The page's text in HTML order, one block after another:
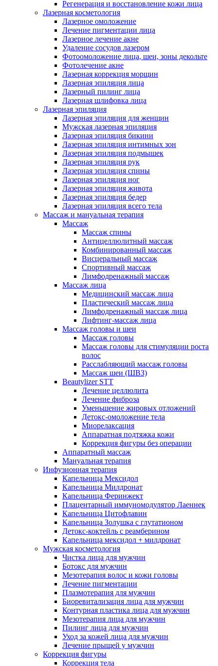
Регенерация и восстановление кожи лица
Лазерная косметология
Лазерное омоложение
Лечение пигментации лица
Лазерное лечение акне
Удаление сосудов лазером
Фотоомоложение лица, шеи, зоны декольте
Фотолечение акне
Лазерная коррекция морщин
Лазерная эпиляция лица
Лазерный пилинг лица
Лазерная шлифовка лица
Лазерная эпиляция
Лазерная эпиляция для женщин
Мужская лазерная эпиляция
Лазерная эпиляция бикини
Лазерная эпиляция интимных зон
Лазерная эпиляция подмышек
Лазерная эпиляция рук
Лазерная эпиляция спины
Лазерная эпиляция ног
Лазерная эпиляция живота
Лазерная эпиляция бедер
Лазерная эпиляция всего тела
Массаж и мануальная терапия
Массаж
Массаж спины
Антицеллюлитный массаж
Комбинированный массаж
Висцеральный массаж
Спортивный массаж
Лимфодренажный массаж
Массаж лица
Медицинский массаж лица
Пластический массаж лица
Лимфодренажный массаж лица
Лифтинг-массаж лица
Массаж головы и шеи
Массаж головы
Массаж головы для стимуляции роста
волос
Расслабляющий массаж головы
Массаж шеи (ШВЗ)
Beautylizer STT
Лечение целлюлита
Лечение фиброза
Уменьшение жировых отложений
Детокс-омоложение тела
Миорелаксация
Аппаратная подтяжка кожи
Коррекция фигуры без операции
Аппаратный массаж
Мануальная терапия
Инфузионная терапия
Капельница Мексидол
Капельница Милдронат
Капельница Феринжект
Плацентарный иммуномодулятор Лаеннек
Капельница Цитофлавин
Капельница Золушка с глутатионом
Детокс-коктейль с реамберином
Капельница мексидол + милдронат
Мужская косметология
Чистка лица для мужчин
Ботокс для мужчин
Мезотерапия волос и кожи головы
Лечение пигментации
Плазмотерапия для мужчин
Биоревитализация лица для мужчин
Контурная пластика лица для мужчин
Мезотерапия лица для мужчин
Пилинг лица для мужчин
Уход за кожей лица для мужчин
Лечение прыщей у мужчин
Коррекция фигуры
Коррекция тела